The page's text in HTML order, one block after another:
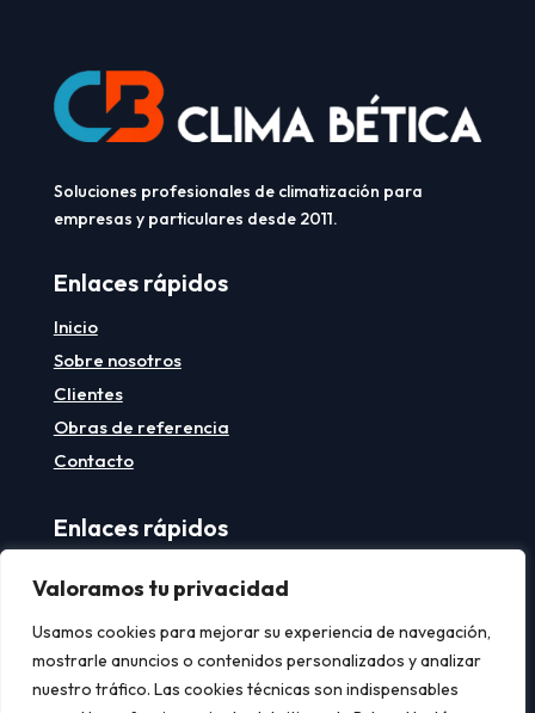
Valoramos tu privacidad
Usamos cookies para mejorar su experiencia de navegación,
mostrarle anuncios o contenidos personalizados y analizar
nuestro tráfico. Las cookies técnicas son indispensables
Soluciones profesionales de climatización para
empresas y particulares desde 2011.
Enlaces rápidos
Inicio
Sobre nosotros
Clientes
Obras de referencia
Contacto
Enlaces rápidos
Política de privacidad
Política de cookies
Contacto